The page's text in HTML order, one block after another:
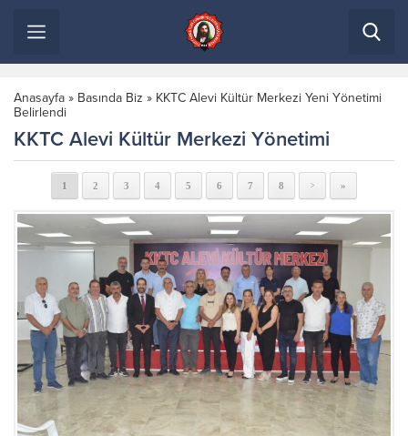
Anasayfa » Basında Biz » KKTC Alevi Kültür Merkezi Yeni Yönetimi
Belirlendi
KKTC Alevi Kültür Merkezi Yönetimi
1 2 3 4 5 6 7 8 > »